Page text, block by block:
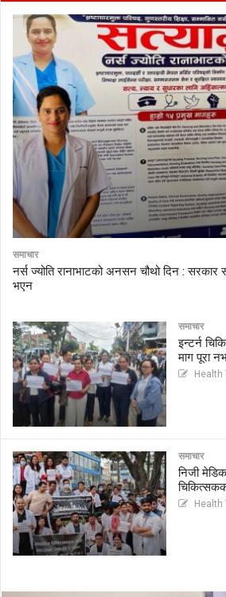
समाचार
नर्स ज्योति रानाभाटको अनसन चौथो दिन : सरकार
भएन
समाचार
इन्टर्न
माग पूरा
Health
समाचार
निजी
Health